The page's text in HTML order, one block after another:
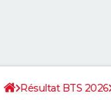
Résultat BTS 2026